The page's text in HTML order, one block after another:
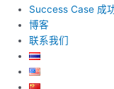
Success Case 成
博客
联系我们